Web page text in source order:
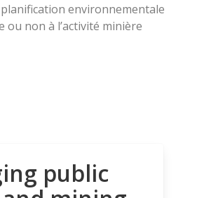
environnementale
ou non à l’activité minière
public